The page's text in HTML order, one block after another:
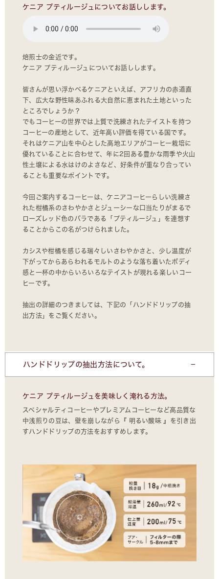
ケニア プティルージュについてお話しします。
焙煎士の金近です。
ケニア プティルージュについてお話しします。
皆さんが思い浮かべるケニアといえば、アフリカの赤道直
下、広大な野性味あふれる大自然に恵まれた土地といった
ところでしょうか？
でもコーヒーの世界では上質で洗練されたテイストを持つ
コーヒーの産地として、近年高い評価を得ている国です。
それはケニア山を中心とした高地エリアがコーヒー栽培に
優れていることに合わせて、年に2回ある豊かな雨季や火山
性土壌による水はけのよさなど、好条件が重なり合ってい
ることも重要なポイントです。
今回ご案内するコーヒーは、ケニアコーヒーらしい洗練さ
れた柑橘系のさわやかさとジューシーな口当たりがまるで
ローズレッド色のバラである「プティルージュ」を連想す
ることからこの名がつけられました。
カシスや柑橘を感じる瑞々しいさわやかさと、少し温度が
下がってからあらわれるモルトのような落ち着いたボディ
感と一杯の中からいろいろなテイストが現れる楽しいコー
ヒーです。
抽出の詳細のつきましては、下記の「ハンドドリップの抽
出方法」をご覧ください。
ハンドドリップの抽出方法について。
ケニア プティルージュを美味しく淹れる方法。
スペシャルティコーヒーやプレミアムコーヒーなど高品質な
中浅煎りの豆は、壁を崩しながら『 明るい酸味 』を引き出
すハンドドリップの方法をおすすめします。